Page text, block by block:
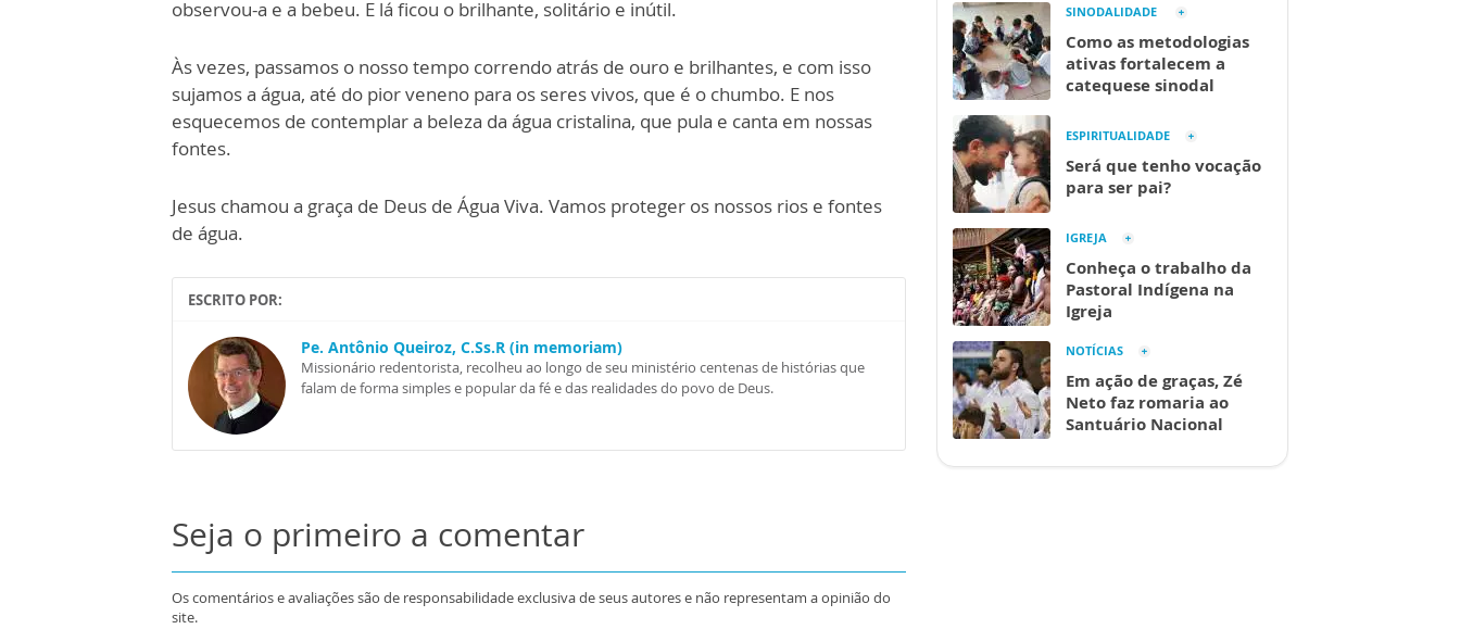
observou-a e a bebeu. E lá ficou o brilhante, solitário e inútil.
Às vezes, passamos o nosso tempo correndo atrás de ouro e brilhantes, e com isso
sujamos a água, até do pior veneno para os seres vivos, que é o chumbo. E nos
esquecemos de contemplar a beleza da água cristalina, que pula e canta em nossas
fontes.
Jesus chamou a graça de Deus de Água Viva. Vamos proteger os nossos rios e fontes
de água.
ESCRITO POR:
Pe. Antônio Queiroz, C.Ss.R (in memoriam)
Missionário redentorista, recolheu ao longo de seu ministério centenas de histórias que
falam de forma simples e popular da fé e das realidades do povo de Deus.
Seja o primeiro a comentar
Os comentários e avaliações são de responsabilidade exclusiva de seus autores e não representam a opinião do
site.
SINODALIDADE
Como as metodologias
ativas fortalecem a
catequese sinodal
ESPIRITUALIDADE
Será que tenho vocação
para ser pai?
IGREJA
Conheça o trabalho da
Pastoral Indígena na
Igreja
NOTÍCIAS
Em ação de graças, Zé
Neto faz romaria ao
Santuário Nacional